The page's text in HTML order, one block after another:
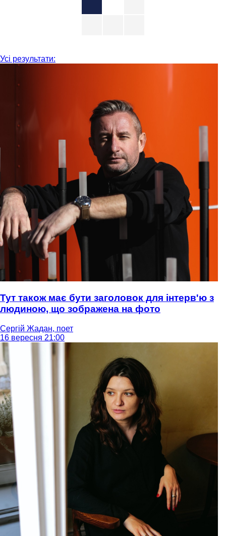
Усі результати:
Тут також має бути заголовок для інтерв'ю з
людиною, що зображена на фото
Сергій Жадан, поет
16 вересня 21:00